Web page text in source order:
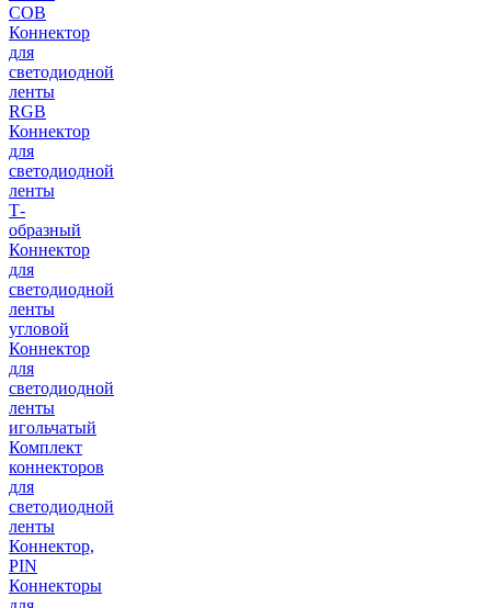
COB
Коннектор
для
светодиодной
ленты
RGB
Коннектор
для
светодиодной
ленты
Т-
образный
Коннектор
для
светодиодной
ленты
угловой
Коннектор
для
светодиодной
ленты
игольчатый
Комплект
коннекторов
для
светодиодной
ленты
Коннектор,
PIN
Коннекторы